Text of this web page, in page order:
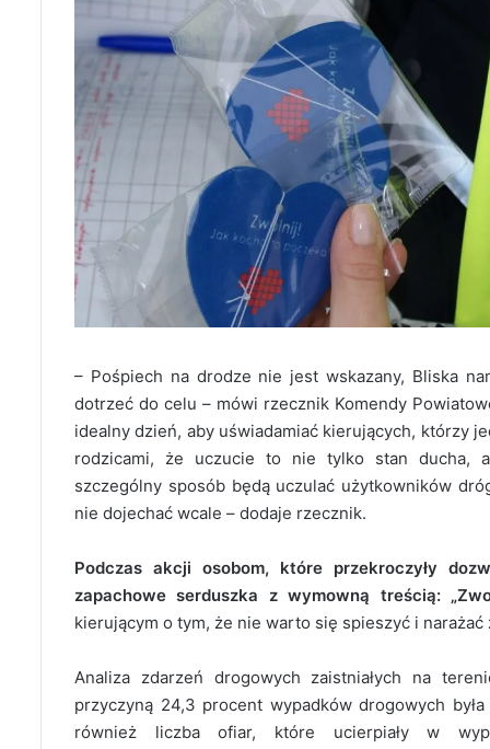
– Pośpiech na drodze nie jest wskazany, Bliska
dotrzeć do celu – mówi rzecznik Komendy
idealny dzień, aby uświadamiać kierujących, którzy
rodzicami, że uczucie to nie tylko stan ducha,
szczególny sposób będą uczulać użytkowników
nie dojechać wcale – dodaje rzecznik.
Podczas akcji osobom, które przekroczyły
zapachowe serduszka z wymowną treścią:
kierującym o tym, że nie warto się spieszyć i narażać
Analiza zdarzeń drogowych zaistniałych na
przyczyną 24,3 procent wypadków drogowych
również liczba ofiar, które ucierpiały w